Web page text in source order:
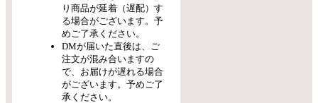
り商品が延着（遅配）す
る場合がございます。予
めご了承ください。
DMが届いた直後は、ご
注文が混み合いますの
で、お届けが遅れる場合
がございます。予めご了
承ください。